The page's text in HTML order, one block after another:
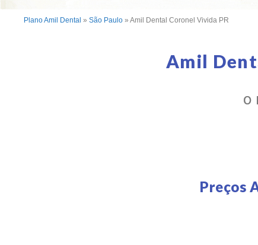
Plano Amil Dental » São Paulo » Amil Dental Coronel Vivida PR
Amil
O
Preços